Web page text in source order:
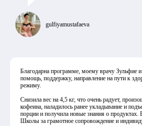
gulfiyamustafaeva
Благодарна программе, моему врачу Зульфие и
помощь, поддержку, направление на пути к
режиму.
Снизила вес на 4,5 кг, что очень радует,
кофеина, наладилось ранее укладывание и
порции и получила новые знания о продуктах.
Школы за грамотное сопровождение и